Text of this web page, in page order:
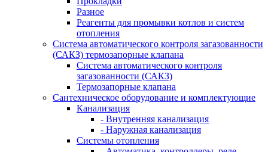
Разное
Реагенты для промывки котлов и систем
отопления
Система автоматического контроля загазованности
(САКЗ) термозапорные клапана
Система автоматического контроля
загазованности (САКЗ)
Термозапорные клапана
Сантехническое оборудование и комплектующие
Канализация
- Внутренняя канализация
- Наружная канализация
Системы отопления